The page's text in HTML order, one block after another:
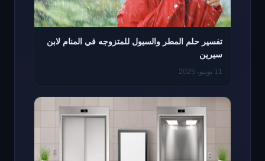
تفسير حلم المطر والسيول للمتزوجه في المنام لابن
سيرين
11 يونيو، 2025